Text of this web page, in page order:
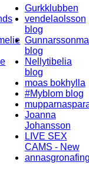
Gurkklubben
vendelaolsson
blog
blog
Nellytibelia
blog
moas bokhylla
#Myblom blog
Joanna
Johansson
LIVE SEX
CAMS - New